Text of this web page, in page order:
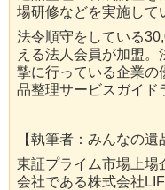
場研修などを実施して
法令順守をしている
える法人会員が加盟
摯に行っている企業の
品整理サービスガイド
【執筆者：みんなの遺
東証プライム市場上場
会社である株式会社